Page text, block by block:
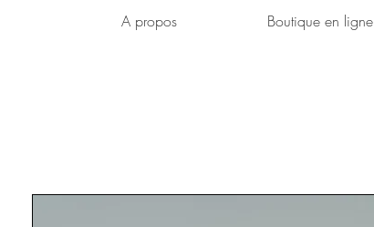
A propos Boutique en ligne